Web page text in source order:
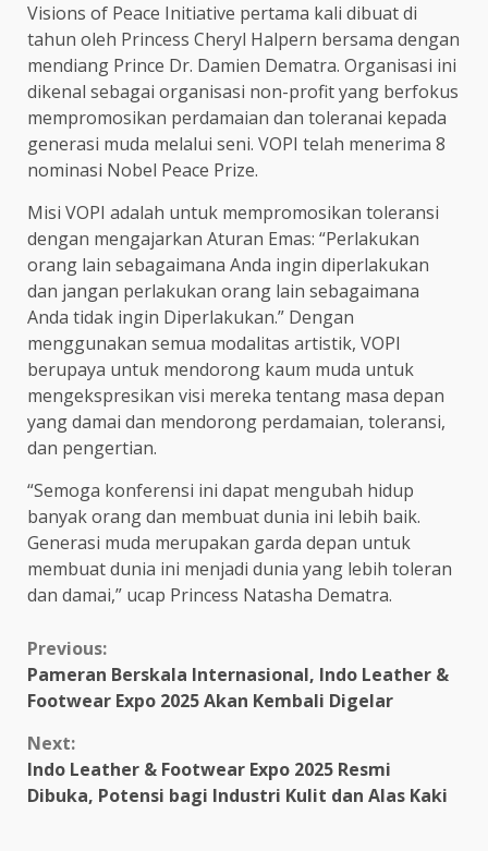
Visions of Peace Initiative pertama kali dibuat di
tahun oleh Princess Cheryl Halpern bersama dengan
mendiang Prince Dr. Damien Dematra. Organisasi ini
dikenal sebagai organisasi non-profit yang berfokus
mempromosikan perdamaian dan toleranai kepada
generasi muda melalui seni. VOPI telah menerima 8
nominasi Nobel Peace Prize.
Misi VOPI adalah untuk mempromosikan toleransi
dengan mengajarkan Aturan Emas: “Perlakukan
orang lain sebagaimana Anda ingin diperlakukan
dan jangan perlakukan orang lain sebagaimana
Anda tidak ingin Diperlakukan.” Dengan
menggunakan semua modalitas artistik, VOPI
berupaya untuk mendorong kaum muda untuk
mengekspresikan visi mereka tentang masa depan
yang damai dan mendorong perdamaian, toleransi,
dan pengertian.
“Semoga konferensi ini dapat mengubah hidup
banyak orang dan membuat dunia ini lebih baik.
Generasi muda merupakan garda depan untuk
membuat dunia ini menjadi dunia yang lebih toleran
dan damai,” ucap Princess Natasha Dematra.
Continue
Reading
Previous:
Pameran Berskala Internasional, Indo Leather &
Footwear Expo 2025 Akan Kembali Digelar
Next:
Indo Leather & Footwear Expo 2025 Resmi
Dibuka, Potensi bagi Industri Kulit dan Alas Kaki